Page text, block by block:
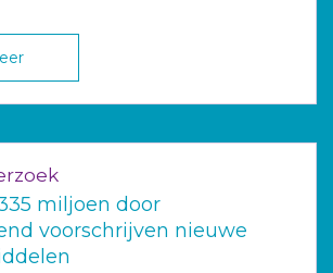
miljoen door
voorschrijven nieuwe